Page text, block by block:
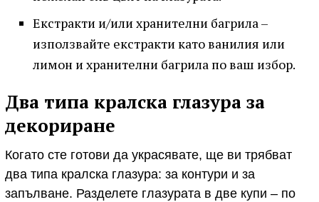
Екстракти и/или хранителни багрила –
използвайте екстракти като ванилия или
лимон и хранителни багрила по ваш избор.
Два типа кралска глазура за
декориране
Когато сте готови да украсявате, ще ви трябват
два типа кралска глазура: за контури и за
запълване. Разделете глазурата в две купи – по